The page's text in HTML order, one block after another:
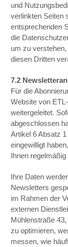
und
verlinkten Seiten
entsprechenden
die
um zu
diesen Dritten
7.2
Für die
Website von
weitergeleitet.
abgeschlossen
Artikel 6 Absatz
eingewilligt
Ihnen
Ihre Daten
Newsletters
im Rahmen der
externen
Mühlenstraße
zu optimieren,
messen, wie